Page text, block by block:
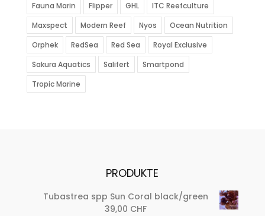
Fauna Marin
Flipper GHL
ITC Reefculture
Maxspect
Modern Reef Nyos
Ocean Nutrition
Orphek
RedSea Red Sea
Royal Exclusive
Sakura Aquatics
Salifert
Smartpond
Tropic Marine
PRODUKTE
Tubastrea spp Sun Coral black/green
39,00 CHF